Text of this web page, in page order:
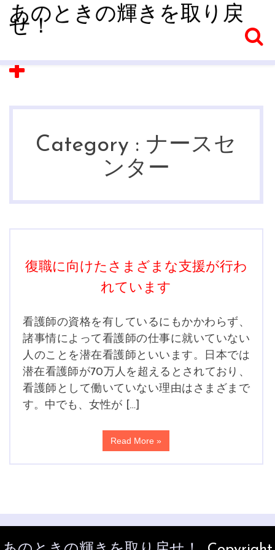
あのときの輝きを取り戻
せ！
Category : ナースセ
ンター
復職に向けたさまざまな支援が行わ
れています
看護師の資格を有しているにもかかわらず、
諸事情によって看護師の仕事に就いていない
人のことを潜在看護師といいます。日本では
潜在看護師が70万人を超えるとされており、
看護師として働いていない理由はさまざまで
す。中でも、女性が […]
Read More »